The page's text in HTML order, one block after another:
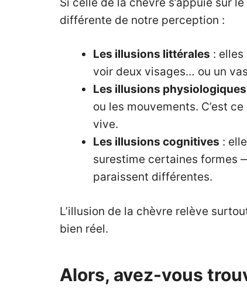
différente de notre perception :
Les illusions littérales : elles
voir deux visages… ou un
Les illusions physiologiques
ou les mouvements. C’est
vive.
Les illusions cognitives :
surestime certaines formes
paraissent différentes.
L’illusion de la chèvre relève
bien réel.
Alors, avez-vous